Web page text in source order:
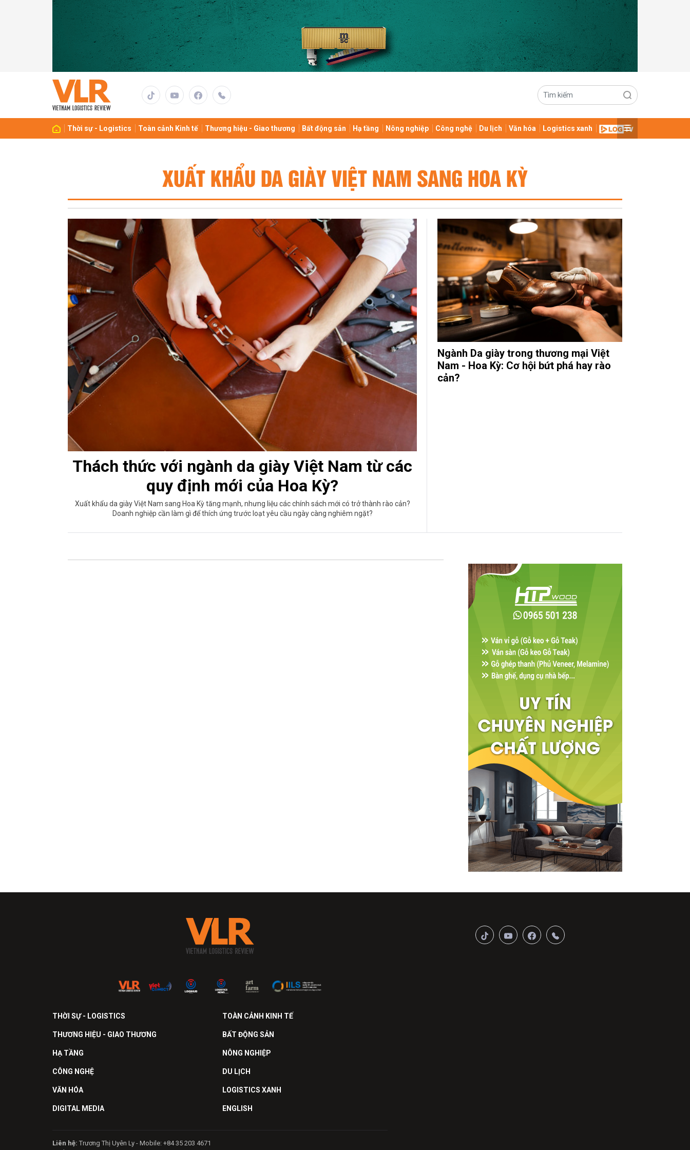
Thời sự - Logistics Toàn cảnh Kinh tế Thương hiệu - Giao thương Bất động sản Hạ tầng Nông nghiệp Công nghệ Du lịch Văn hóa Logistics xanh
XUẤT KHẨU DA GIÀY VIỆT NAM SANG HOA KỲ
Thách thức với ngành da giày Việt Nam từ các
quy định mới của Hoa Kỳ?
Xuất khẩu da giày Việt Nam sang Hoa Kỳ tăng mạnh, nhưng liệu các chính sách mới có trở thành rào cản?
Doanh nghiệp cần làm gì để thích ứng trước loạt yêu cầu ngày càng nghiêm ngặt?
Ngành Da giày trong thương mại Việt
Nam - Hoa Kỳ: Cơ hội bứt phá hay rào
cản?
THỜI SỰ - LOGISTICS TOÀN CẢNH KINH TẾ
THƯƠNG HIỆU - GIAO THƯƠNG BẤT ĐỘNG SẢN
HẠ TẦNG NÔNG NGHIỆP
CÔNG NGHỆ DU LỊCH
VĂN HÓA LOGISTICS XANH
DIGITAL MEDIA ENGLISH
Liên hệ: Trương Thị Uyên Ly - Mobile: +84 35 203 4671